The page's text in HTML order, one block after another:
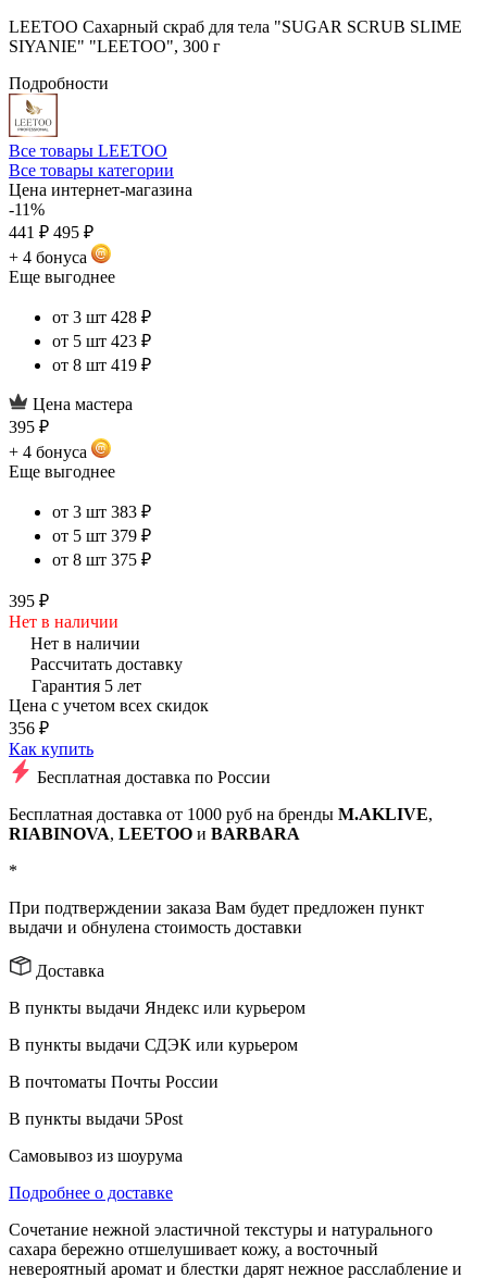
LEETOO Сахарный скраб для тела "SUGAR SCRUB SLIME
SIYANIE" "LEETOO", 300 г
Подробности
Все товары LEETOO
Все товары категории
Цена интернет-магазина
-11%
441 ₽ 495 ₽
+ 4 бонуса
Еще выгоднее
от 3 шт 428 ₽
от 5 шт 423 ₽
от 8 шт 419 ₽
Цена мастера
395 ₽
+ 4 бонуса
Еще выгоднее
от 3 шт 383 ₽
от 5 шт 379 ₽
от 8 шт 375 ₽
395 ₽
Нет в наличии
Нет в наличии
Рассчитать доставку
Гарантия 5 лет
Цена с учетом всех скидок
356 ₽
Как купить
Бесплатная доставка по России
Бесплатная доставка от 1000 руб на бренды M.AKLIVE,
RIABINOVA, LEETOO и BARBARA
*
При подтверждении заказа Вам будет предложен пункт
выдачи и обнулена стоимость доставки
Доставка
В пункты выдачи Яндекс или курьером
В пункты выдачи СДЭК или курьером
В почтоматы Почты России
В пункты выдачи 5Post
Самовывоз из шоурума
Подробнее о доставке
Сочетание нежной эластичной текстуры и натурального
сахара бережно отшелушивает кожу, а восточный
невероятный аромат и блестки дарят нежное расслабление и